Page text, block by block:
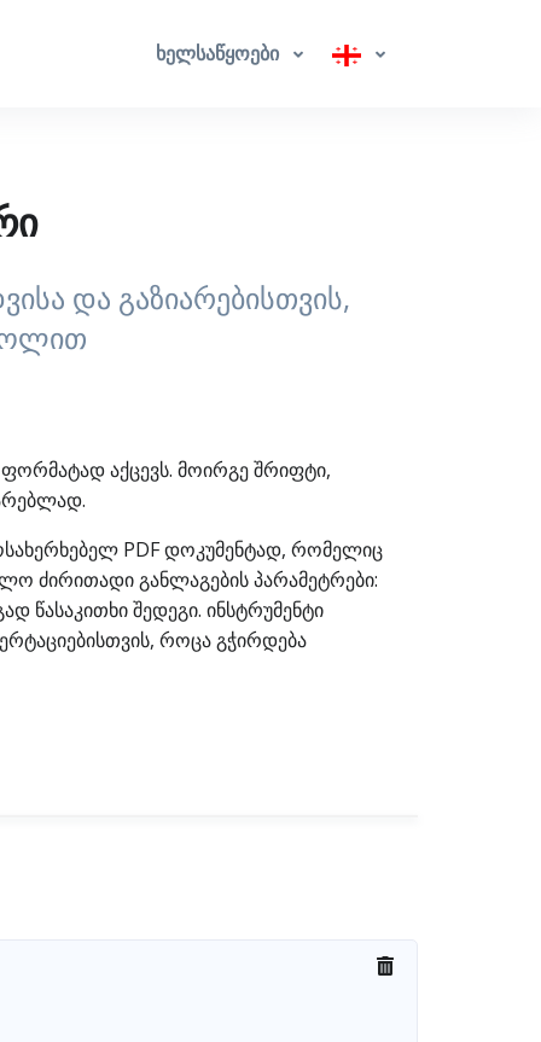
ხელსაწყოები
და გაზიარებისთვის,
აქცევს. მოირგე შრიფტი,
PDF დოკუმენტად, რომელიც
ძირითადი განლაგების პარამეტრები:
წასაკითხი შედეგი. ინსტრუმენტი
როცა გჭირდება